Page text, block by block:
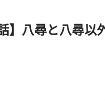
】八尋と八尋以